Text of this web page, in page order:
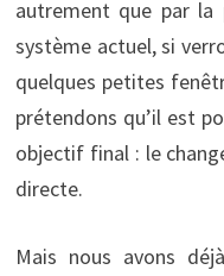
autrement que par la
système actuel, si
quelques petites
prétendons qu’il est
objectif final : le
directe.
Mais nous avons